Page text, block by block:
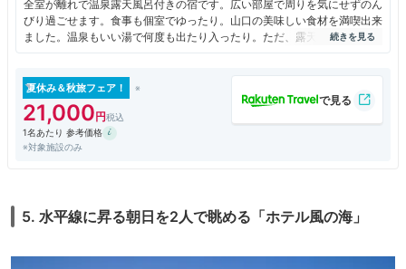
全室が離れで温泉露天風呂付きの宿です。広い部屋で周りを気にせずのん
びり過ごせます。食事も個室でゆったり。山口の美味しい食材を満喫出来
ました。温泉もいい湯で何度も出たり入ったり。ただ、露天には屋根や庇
が全くないので雨だとちょっとツラいかもしれません。
夏休み＆秋旅フェア！
21,000
1名あたり 参考価格
※対象施設のみ
5. 水平線に昇る朝日を2人で眺める「ホテル風の海」